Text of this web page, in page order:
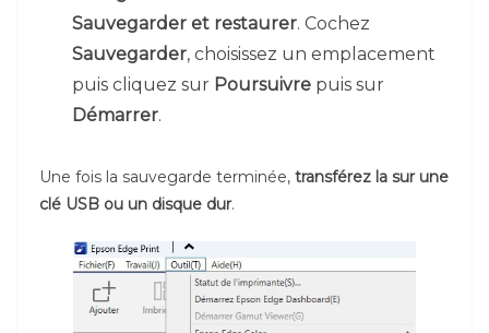
Sauvegarder et restaurer. Cochez
Sauvegarder, choisissez un emplacement
puis cliquez sur Poursuivre puis sur
Démarrer.
Une fois la sauvegarde terminée, transférez la sur une
clé USB ou un disque dur.